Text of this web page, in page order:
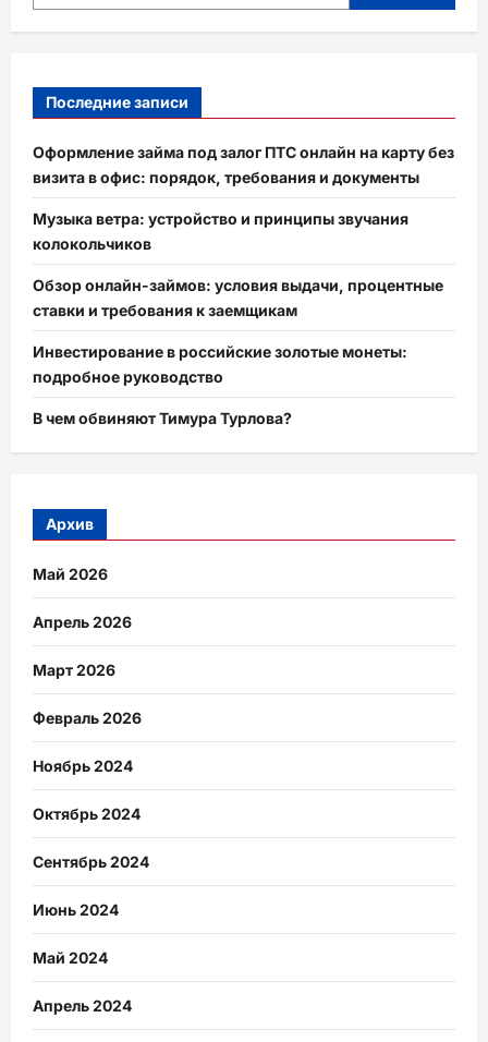
Последние записи
Оформление займа под залог ПТС онлайн на карту без
визита в офис: порядок, требования и документы
Музыка ветра: устройство и принципы звучания
колокольчиков
Обзор онлайн-займов: условия выдачи, процентные
ставки и требования к заемщикам
Инвестирование в российские золотые монеты:
подробное руководство
В чем обвиняют Тимура Турлова?
Архив
Май 2026
Апрель 2026
Март 2026
Февраль 2026
Ноябрь 2024
Октябрь 2024
Сентябрь 2024
Июнь 2024
Май 2024
Апрель 2024